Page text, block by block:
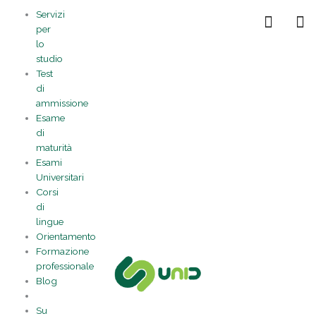
contenuto
Servizi
per
lo
studio
Test
di
ammissione
Esame
di
maturità
Esami
Universitari
Corsi
di
lingue
Orientamento
Formazione
professionale
Blog
Su